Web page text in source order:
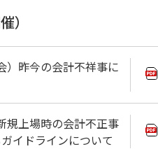
）
昨今の会計不祥事に
上場時の会計不正事
イドラインについて